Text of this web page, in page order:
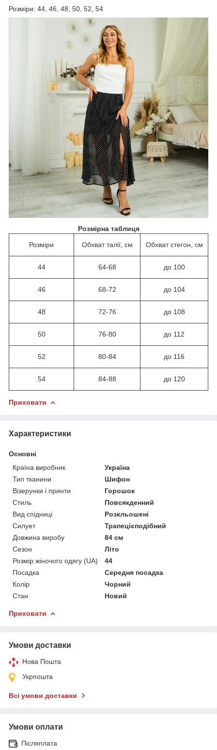
Розміри: 44, 46, 48, 50, 52, 54
Розмірна таблиця
Розміри Обхват талії, см Обхват стегон, см
44 64-68 до 100
46 68-72 до 104
48 72-76 до 108
50 76-80 до 112
52 80-84 до 116
54 84-88 до 120
Приховати
Характеристики
Основні
Країна виробник
Україна
Тип тканини
Шифон
Візерунки і принти
Горошок
Стиль
Повсякденний
Вид спідниці
Розкльошені
Силует
Трапецієподібний
Довжина виробу
84 см
Сезон
Літо
Розмір жіночого одягу (UA)
44
Посадка
Середня посадка
Колір
Чорний
Стан
Новий
Приховати
Умови доставки
Нова Пошта
Укрпошта
Всі умови доставки
Умови оплати
Післяплата